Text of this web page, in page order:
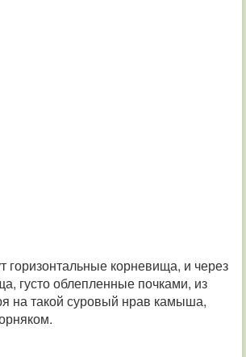
горизонтальные корневища, и через
густо облепленные почками, из
на такой суровый нрав камыша,